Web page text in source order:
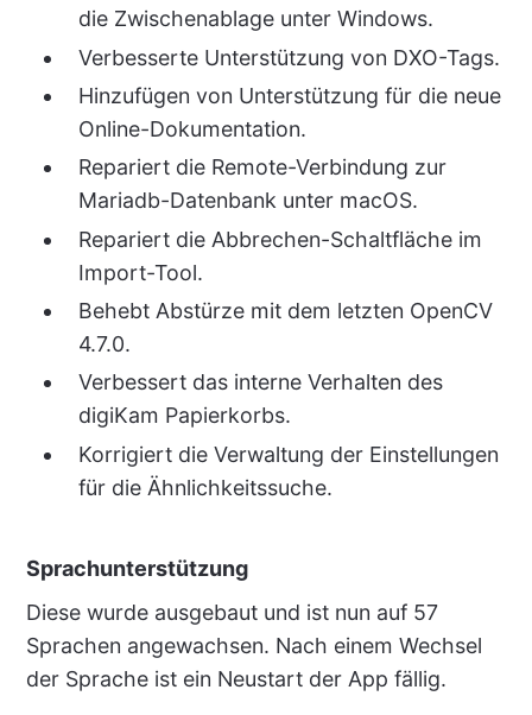
die Zwischenablage unter Windows.
Verbesserte Unterstützung von DXO-Tags.
Hinzufügen von Unterstützung für die neue
Online-Dokumentation.
Repariert die Remote-Verbindung zur
Mariadb-Datenbank unter macOS.
Repariert die Abbrechen-Schaltfläche im
Import-Tool.
Behebt Abstürze mit dem letzten OpenCV
4.7.0.
Verbessert das interne Verhalten des
digiKam Papierkorbs.
Korrigiert die Verwaltung der Einstellungen
für die Ähnlichkeitssuche.
Sprachunterstützung
Diese wurde ausgebaut und ist nun auf 57
Sprachen angewachsen. Nach einem Wechsel
der Sprache ist ein Neustart der App fällig.